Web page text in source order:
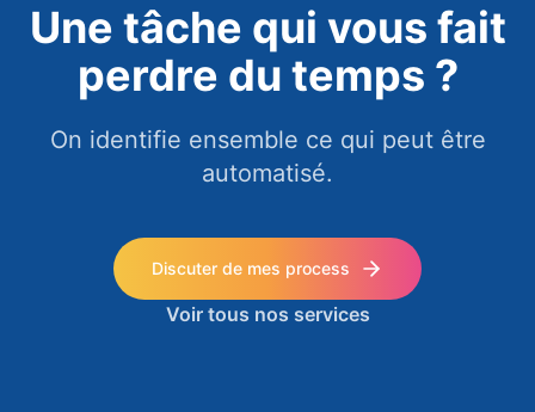
Une tâche qui vous fait
perdre du temps ?
On identifie ensemble ce qui peut être
automatisé.
Discuter de mes process
Voir tous nos services